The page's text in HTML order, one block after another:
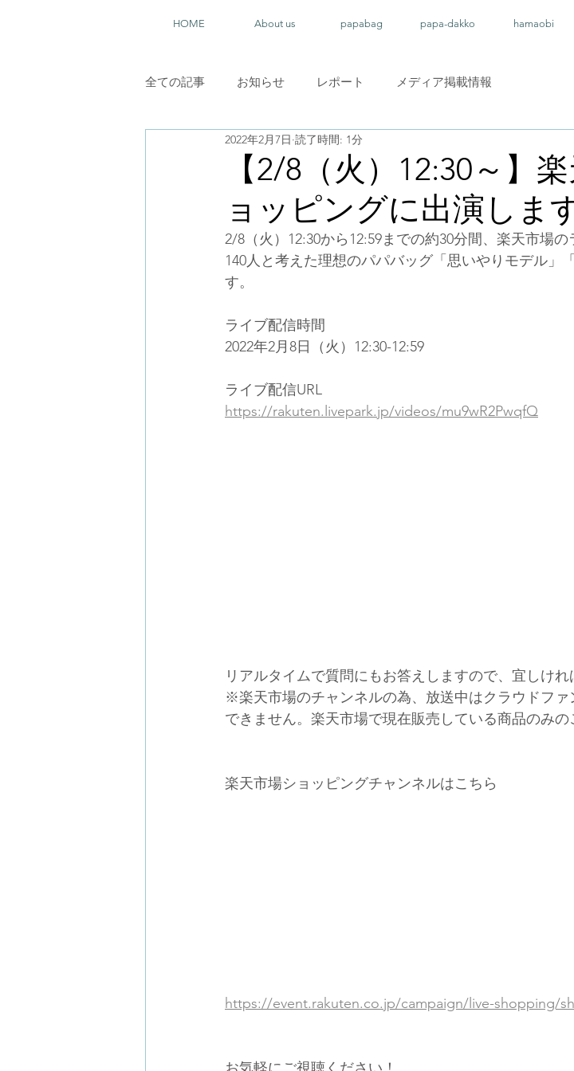
HOME About us papabag papa-dakko hamaobi
全ての記事 お知らせ レポート メディア掲載情報
【2/8（火）12:30～】
ョッピングに出演しま
2022年2月7日 読了時間: 1分
2/8（火）12:30から12:59までの約30分間、楽天市場
140人と考えた理想のパパバッグ「思いやりモデル」
す。
ライブ配信時間
2022年2月8日（火）12:30-12:59
ライブ配信URL
https://rakuten.livepark.jp/videos/mu9wR2PwqfQ
リアルタイムで質問にもお答えしますので、宜しけれ
※楽天市場のチャンネルの為、放送中はクラウドファ
できません。楽天市場で現在販売している商品のみの
楽天市場ショッピングチャンネルはこちら
https://event.rakuten.co.jp/campaign/live-shopping/